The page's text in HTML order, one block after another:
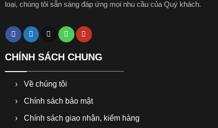
loại, chúng tôi sẵn sàng đáp ứng mọi nhu cầu của Quý khách.
CHÍNH SÁCH CHUNG
Về chúng tôi
Chính sách bảo mật
Chính sách giao nhận, kiểm hàng